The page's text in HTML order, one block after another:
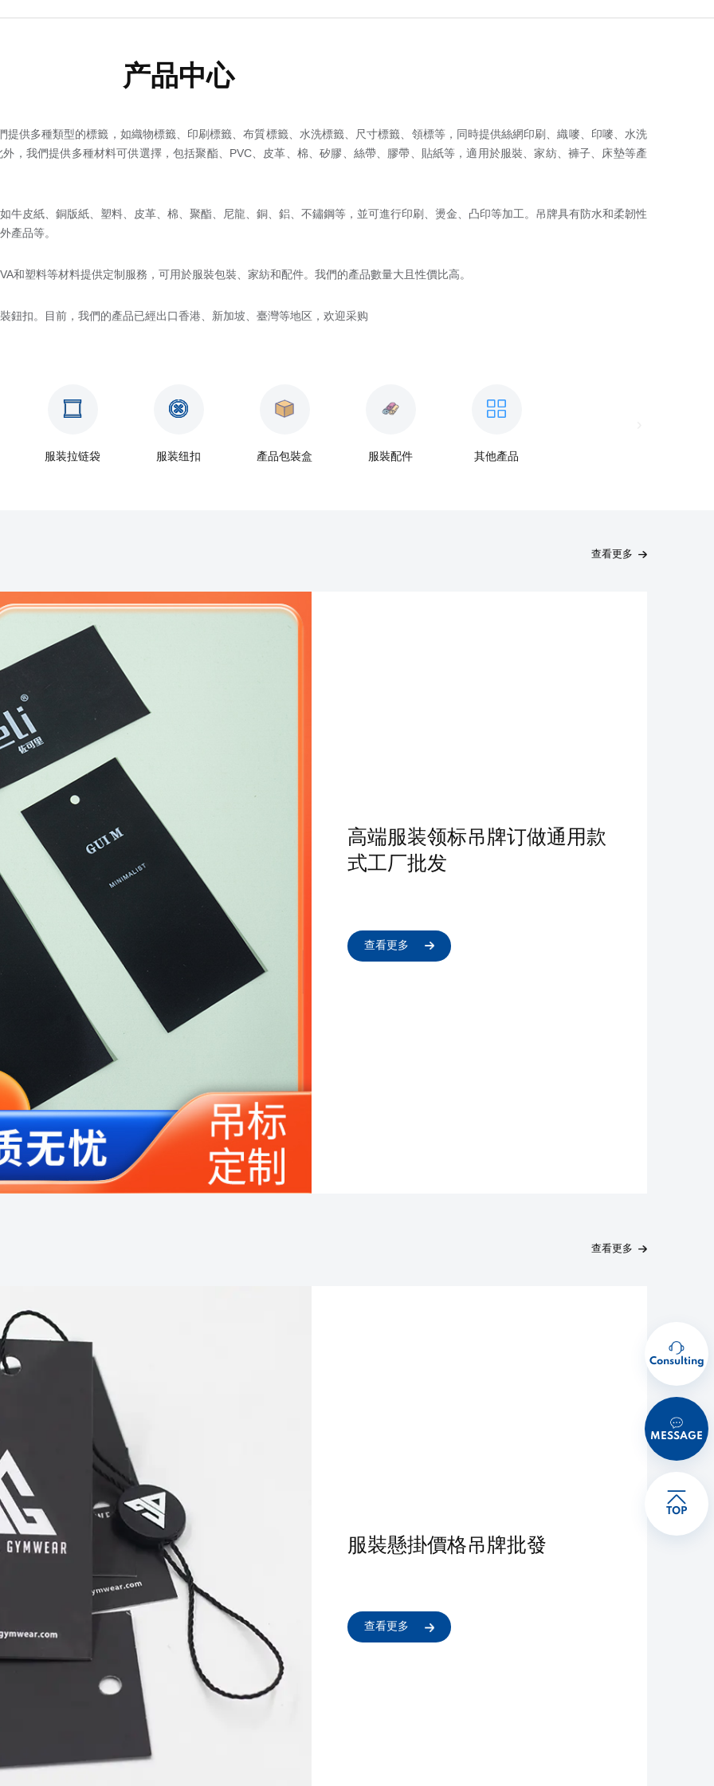
产品中心
提供多種類型的標籤，如織物標籤、印刷標籤、布質標籤、水洗標籤、尺寸標籤、領標等，同時提供絲網印刷、織嘜、印嘜、水洗
，我們提供多種材料可供選擇，包括聚酯、PVC、皮革、棉、矽膠、絲帶、膠帶、貼紙等，適用於服裝、家紡、褲子、床墊等產
牛皮紙、銅版紙、塑料、皮革、棉、聚酯、尼龍、銅、鋁、不鏽鋼等，並可進行印刷、燙金、凸印等加工。吊牌具有防水和柔韌性
產品等。
和塑料等材料提供定制服務，可用於服裝包裝、家紡和配件。我們的產品數量大且性價比高。
鈕扣。目前，我們的產品已經出口香港、新加坡、臺灣等地区，欢迎采购
服装拉链袋 服装纽扣 產品包裝盒 服裝配件 其他產品
查看更多
高端服装领标吊牌订做通用款
式工厂批发
查看更多
查看更多
服裝懸掛價格吊牌批發
查看更多
Consulting
MESSAGE
TOP